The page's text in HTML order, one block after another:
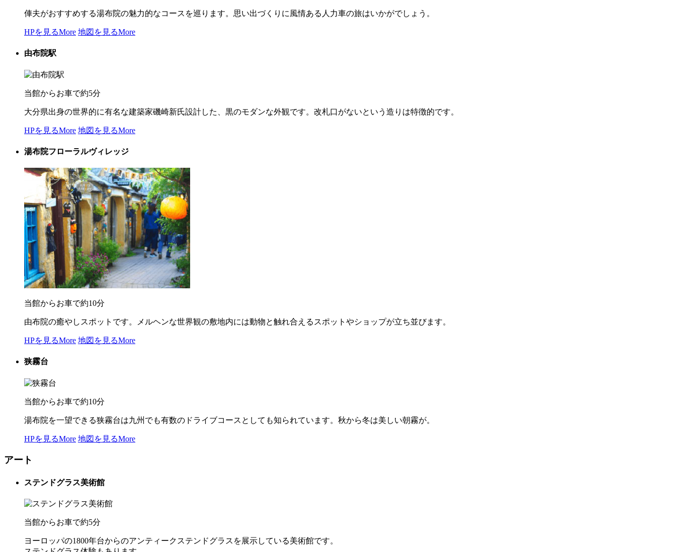
俥夫がおすすめする湯布院の魅力的なコースを巡ります。思い出づくりに風情ある人力車の旅はいかがでしょう。
HPを見るMore 地図を見るMore
由布院駅
当館からお車で約5分
大分県出身の世界的に有名な建築家磯崎新氏設計した、黒のモダンな外観です。改札口がないという造りは特徴的です。
HPを見るMore 地図を見るMore
湯布院フローラルヴィレッジ
当館からお車で約10分
由布院の癒やしスポットです。メルヘンな世界観の敷地内には動物と触れ合えるスポットやショップが立ち並びます。
HPを見るMore 地図を見るMore
狭霧台
当館からお車で約10分
湯布院を一望できる狭霧台は九州でも有数のドライブコースとしても知られています。秋から冬は美しい朝霧が。
HPを見るMore 地図を見るMore
アート
ステンドグラス美術館
当館からお車で約5分
ヨーロッパの1800年台からのアンティークステンドグラスを展示している美術館です。